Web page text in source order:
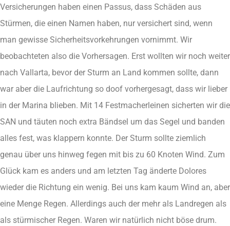
Versicherungen haben einen Passus, dass Schäden aus
Stürmen, die einen Namen haben, nur versichert sind, wenn
man gewisse Sicherheitsvorkehrungen vornimmt. Wir
beobachteten also die Vorhersagen. Erst wollten wir noch weiter
nach Vallarta, bevor der Sturm an Land kommen sollte, dann
war aber die Laufrichtung so doof vorhergesagt, dass wir lieber
in der Marina blieben. Mit 14 Festmacherleinen sicherten wir die
SAN und täuten noch extra Bändsel um das Segel und banden
alles fest, was klappern konnte. Der Sturm sollte ziemlich
genau über uns hinweg fegen mit bis zu 60 Knoten Wind. Zum
Glück kam es anders und am letzten Tag änderte Dolores
wieder die Richtung ein wenig. Bei uns kam kaum Wind an, aber
eine Menge Regen. Allerdings auch der mehr als Landregen als
als stürmischer Regen. Waren wir natürlich nicht böse drum.